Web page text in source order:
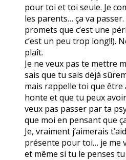
pour toi et toi seule. Je
les parents… ça va passer.
promets que c’est une
c’est un peu trop long!!).
plaît.
Je ne veux pas te mettre
sais que tu sais déjà
mais rappelle toi que
honte et que tu peux
veux pas passer par ta
que moi en pensant que
Je, vraiment j’aimerais
présente pour toi… je me
et même si tu le penses